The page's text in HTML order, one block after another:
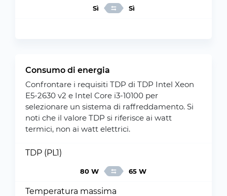
Sì Sì
Consumo di energia
Confrontare i requisiti TDP di TDP Intel Xeon
E5-2630 v2 e Intel Core i3-10100 per
selezionare un sistema di raffreddamento. Si
noti che il valore TDP si riferisce ai watt
termici, non ai watt elettrici.
TDP (PL1)
80 W 65 W
Temperatura massima